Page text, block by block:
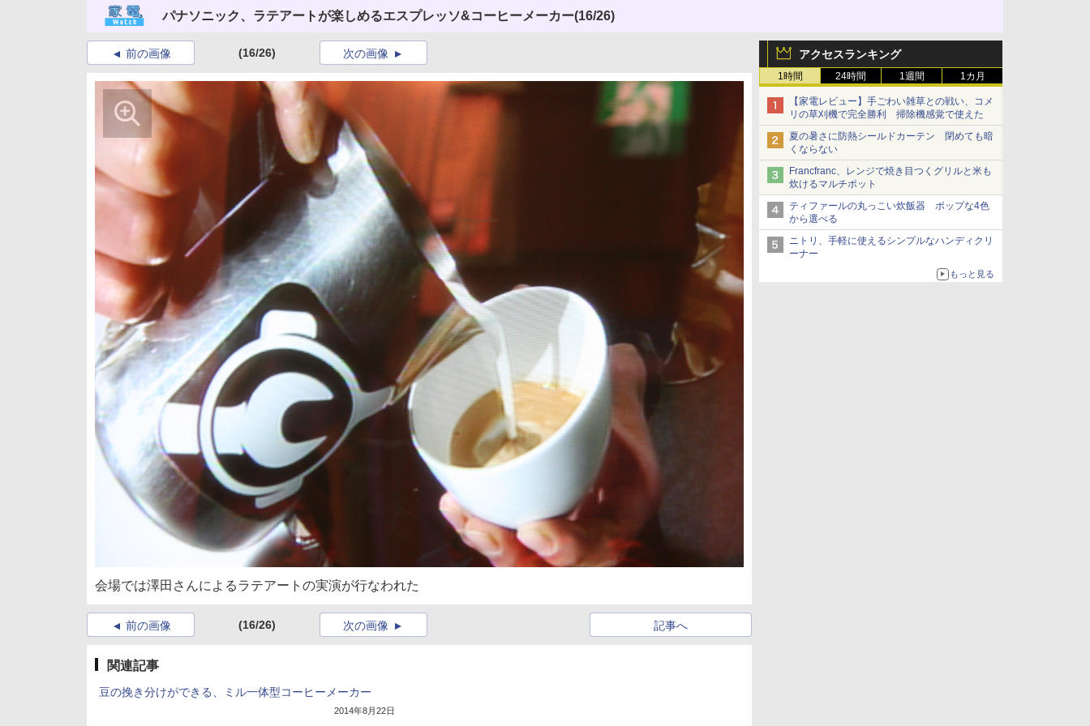
パナソニック、ラテアートが楽しめるエスプレッソ&コーヒーメーカー(16/26)
アクセスランキング
1時間 24時間 1週間 1カ月
【家電レビュー】手ごわい雑草との戦い、コメ
リの草刈機で完全勝利 掃除機感覚で使えた
夏の暑さに防熱シールドカーテン 閉めても暗
くならない
Francfranc、レンジで焼き目つくグリルと米も
炊けるマルチポット
ティファールの丸っこい炊飯器 ポップな4色
から選べる
ニトリ、手軽に使えるシンプルなハンディクリ
ーナー
もっと見る
前の画像 (16/26) 次の画像
会場では澤田さんによるラテアートの実演が行なわれた
前の画像 (16/26) 記事へ
次の画像
関連記事
豆の挽き分けができる、ミル一体型コーヒーメーカー
2014年8月22日